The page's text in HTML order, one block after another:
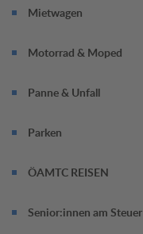
Mietwagen
Motorrad & Moped
Panne & Unfall
Parken
ÖAMTC REISEN
Senior:innen am Steuer